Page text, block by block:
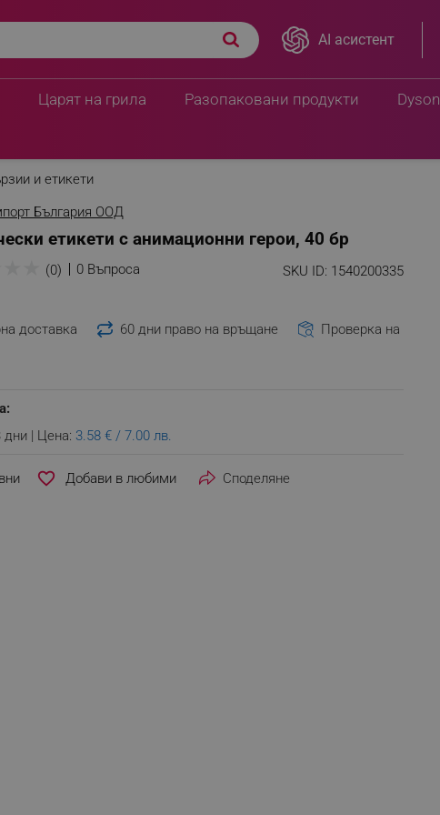
AI асистент
Царят на грила Разопаковани продукти Dyson
и етикети
България ООД
етикети с анимационни герои, 40 бр
SKU ID: 1540200335
(0) 0 Въпроса
доставка 60 дни право на връщане
Проверка на
дни | Цена: 3.58 € / 7.00 лв.
favorite_border Споделяне